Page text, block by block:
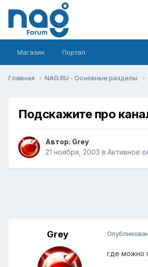
Магазин Портал
Главная NAG.RU - Основные разделы
Подскажите про
Автор: Grey
21 ноября, 2003 в Активное
Grey
где можно